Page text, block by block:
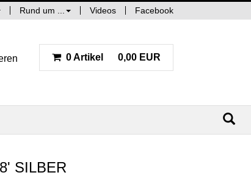
Rund um ... Videos Facebook
0 Artikel 0,00 EUR
SILBER